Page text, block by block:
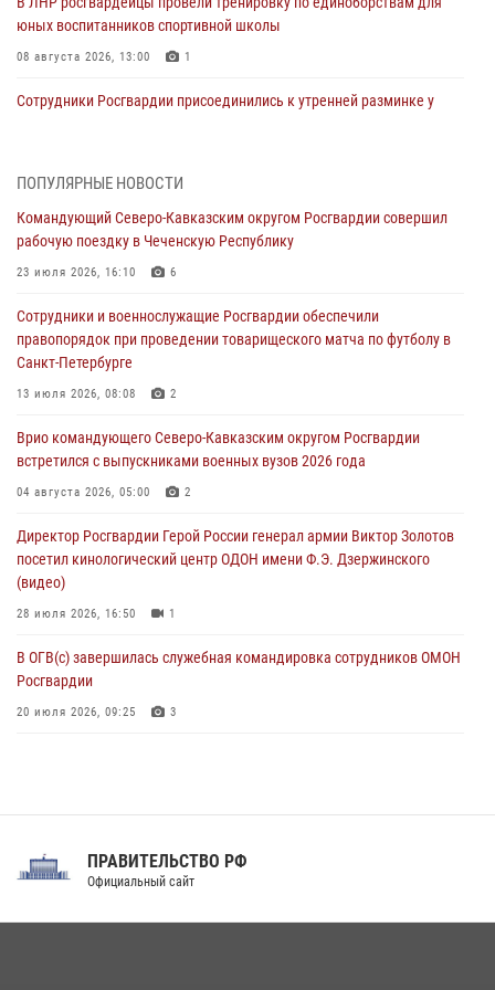
юных воспитанников спортивной школы
08 августа 2026, 13:00 1
Сотрудники Росгвардии присоединились к утренней разминке у
в честь юбилея ведомства
08 августа 2026, 09:03
медицины с учетом опыта СВО
08 августа 2026, 09:00 2
Военнослужащие Софринской бригады Росгвардии встретились с
дорогой к Победе в СВО» (видео)
08 августа 2026, 07:00
настольному теннису ко Дню физкультурника
ПОПУЛЯРНЫЕ НОВОСТИ
Командующий Северо-Кавказским округом Росгвардии совершил
рабочую поездку в Чеченскую Республику
23 июля 2026, 16:10 6
Сотрудники и военнослужащие Росгвардии обеспечили
правопорядок при проведении товарищеского матча по футболу в
Санкт-Петербурге
13 июля 2026, 08:08 2
Врио командующего Северо-Кавказским округом Росгвардии
встретился с выпускниками военных вузов 2026 года
04 августа 2026, 05:00 2
Директор Росгвардии Герой России генерал армии Виктор Золотов
посетил кинологический центр ОДОН имени Ф.Э. Дзержинского
(видео)
28 июля 2026, 16:50 1
В ОГВ(с) завершилась служебная командировка сотрудников ОМОН
Росгвардии
20 июля 2026, 09:25 3
Праздник «Один день с Росгвардией» к 105-летию Центрального
ПРАВИТЕЛЬСТВО РФ
Официальный сайт